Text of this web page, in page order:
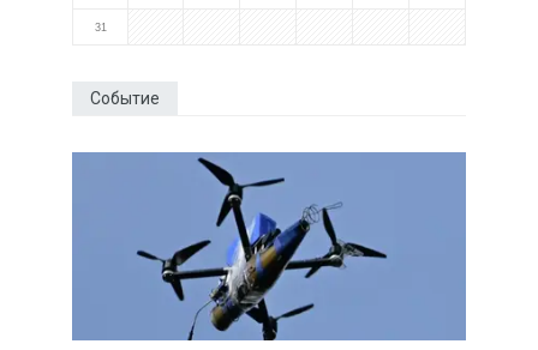
31
Событие